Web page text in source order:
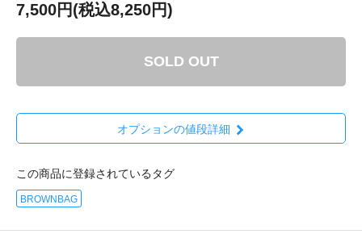
7,500円(税込8,250円)
SOLD OUT
オプションの値段詳細
この商品に登録されているタグ
BROWNBAG